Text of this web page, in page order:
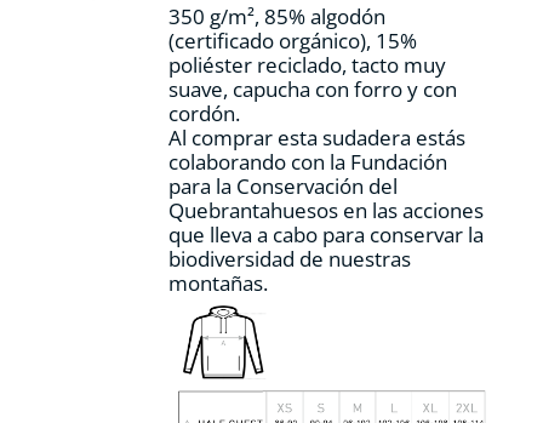
350 g/m², 85% algodón
(certificado orgánico), 15%
poliéster reciclado, tacto muy
suave, capucha con forro y con
cordón.
Al comprar esta sudadera estás
colaborando con la Fundación
para la Conservación del
Quebrantahuesos en las acciones
que lleva a cabo para conservar la
biodiversidad de nuestras
montañas.